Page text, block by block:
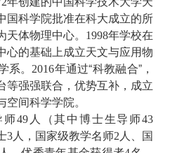
国科学院批准在科大成立的所
天体物理中心。 1998年学校在
心的基础上成立天文与应用物
系。2016年通过“科教融合”，
等强强联合，优势互补，成立
间科学学院。
师49人（其中博士生导师43
3人，国家级教学名师2人、国